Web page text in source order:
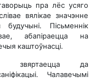
пра лёс усяго
вялікае значэнне
Пісьменнік
абапіраецца на
каштоўнасці.
звяртаецца да
Чалавечымі